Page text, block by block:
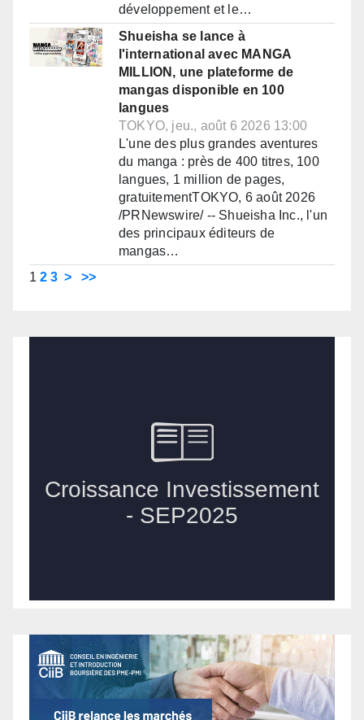
développement et le…
Shueisha se lance à
l'international avec MANGA
MILLION, une plateforme de
mangas disponible en 100
langues
TOKYO, jeu., août 6 2026 13:00
L'une des plus grandes aventures
du manga : près de 400 titres, 100
langues, 1 million de pages,
gratuitementTOKYO, 6 août 2026
/PRNewswire/ -- Shueisha Inc., l'un
des principaux éditeurs de
mangas…
1 2 3 > >>